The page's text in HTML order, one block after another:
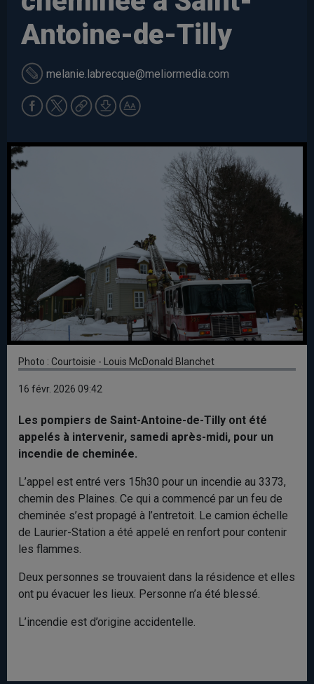
Antoine-de-Tilly
melanie.labrecque@meliormedia.com
Photo : Courtoisie - Louis McDonald Blanchet
16 févr. 2026 09:42
Les pompiers de Saint-Antoine-de-Tilly ont été
appelés à intervenir, samedi après-midi, pour un
incendie de cheminée.
L’appel est entré vers 15h30 pour un incendie au 3373,
chemin des Plaines. Ce qui a commencé par un feu de
cheminée s’est propagé à l’entretoit. Le camion échelle
de Laurier-Station a été appelé en renfort pour contenir
les flammes.
Deux personnes se trouvaient dans la résidence et elles
ont pu évacuer les lieux. Personne n’a été blessé.
L’incendie est d’origine accidentelle.